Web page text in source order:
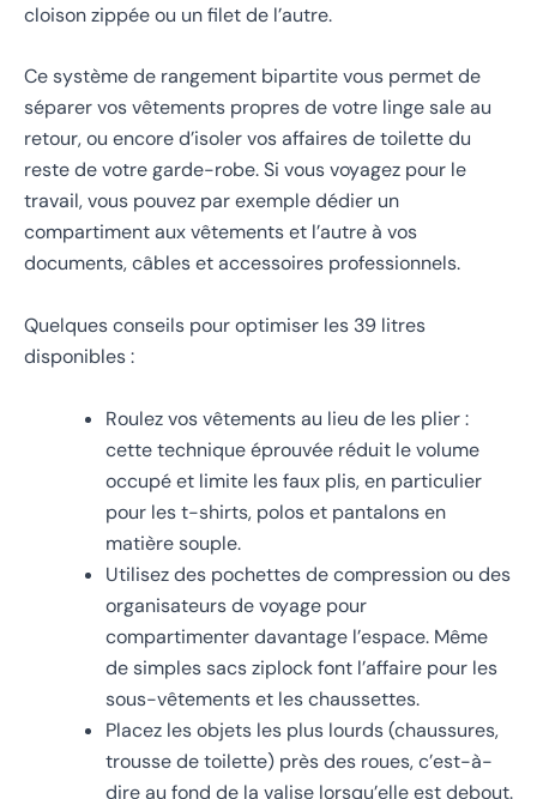
cloison zippée ou un filet de l’autre.
Ce système de rangement bipartite vous permet de
séparer vos vêtements propres de votre linge sale au
retour, ou encore d’isoler vos affaires de toilette du
reste de votre garde-robe. Si vous voyagez pour le
travail, vous pouvez par exemple dédier un
compartiment aux vêtements et l’autre à vos
documents, câbles et accessoires professionnels.
Quelques conseils pour optimiser les 39 litres
disponibles :
Roulez vos vêtements au lieu de les plier :
cette technique éprouvée réduit le volume
occupé et limite les faux plis, en particulier
pour les t-shirts, polos et pantalons en
matière souple.
Utilisez des pochettes de compression ou des
organisateurs de voyage pour
compartimenter davantage l’espace. Même
de simples sacs ziplock font l’affaire pour les
sous-vêtements et les chaussettes.
Placez les objets les plus lourds (chaussures,
trousse de toilette) près des roues, c’est-à-
dire au fond de la valise lorsqu’elle est debout.